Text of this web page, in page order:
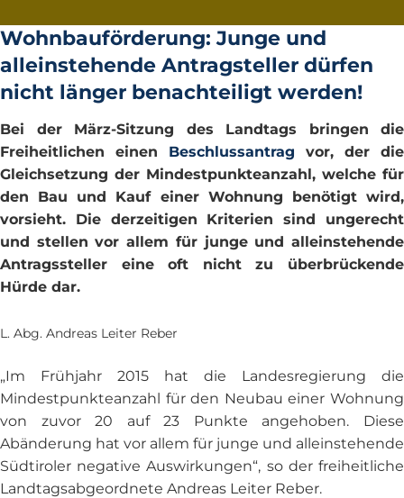
Wohnbauförderung: Junge und
alleinstehende Antragsteller dürfen
nicht länger benachteiligt werden!
Bei der März-Sitzung des Landtags bringen die
Freiheitlichen einen Beschlussantrag vor, der die
Gleichsetzung der Mindestpunkteanzahl, welche für
den Bau und Kauf einer Wohnung benötigt wird,
vorsieht. Die derzeitigen Kriterien sind ungerecht
und stellen vor allem für junge und alleinstehende
Antragssteller eine oft nicht zu überbrückende
Hürde dar.
L. Abg. Andreas Leiter Reber
„Im Frühjahr 2015 hat die Landesregierung die
Mindestpunkteanzahl für den Neubau einer Wohnung
von zuvor 20 auf 23 Punkte angehoben. Diese
Abänderung hat vor allem für junge und alleinstehende
Südtiroler negative Auswirkungen“, so der freiheitliche
Landtagsabgeordnete Andreas Leiter Reber.